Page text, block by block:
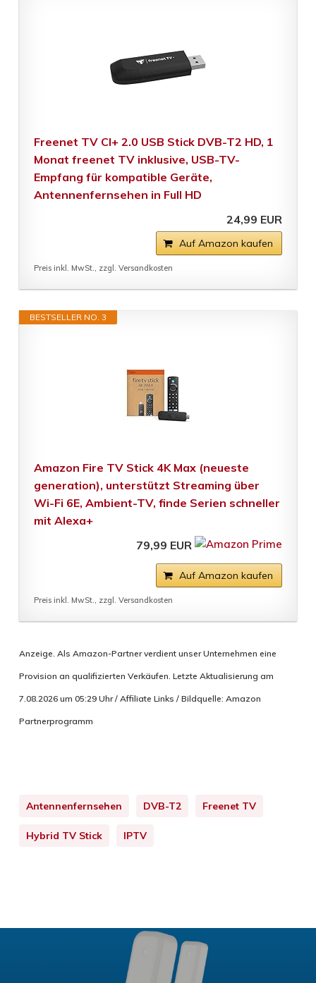
Freenet TV CI+ 2.0 USB Stick DVB-T2 HD, 1
Monat freenet TV inklusive, USB-TV-
Empfang für kompatible Geräte,
Antennenfernsehen in Full HD
24,99 EUR
Auf Amazon kaufen
Preis inkl. MwSt., zzgl. Versandkosten
BESTSELLER NO. 3
Amazon Fire TV Stick 4K Max (neueste
generation), unterstützt Streaming über
Wi-Fi 6E, Ambient-TV, finde Serien schneller
mit Alexa+
79,99 EUR
Auf Amazon kaufen
Preis inkl. MwSt., zzgl. Versandkosten
Anzeige. Als Amazon-Partner verdient unser Unternehmen eine
Provision an qualifizierten Verkäufen. Letzte Aktualisierung am
7.08.2026 um 05:29 Uhr / Affiliate Links / Bildquelle: Amazon
Partnerprogramm
Antennenfernsehen DVB-T2 Freenet TV
Hybrid TV Stick IPTV